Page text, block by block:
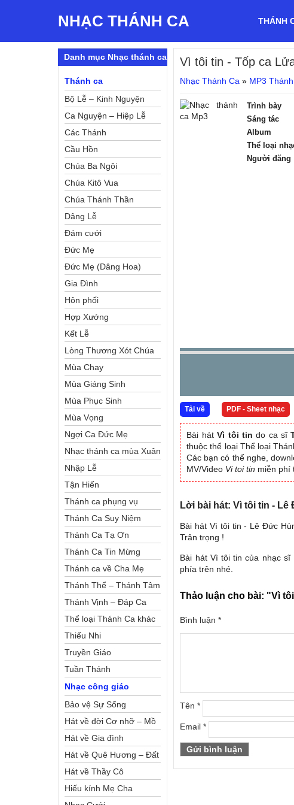
NHẠC THÁNH CA THÁNH
Vì tôi tin - Tốp ca
Nhạc Thánh Ca » MP3
Trình bày
Sáng tác
Album
Thể loại
Người đăng
Tải về PDF - Sheet nhạc
Bài hátVì tôi tin do ca sĩ
thuộc thể loại Thể loại
Các bạn có thể nghe,
MV/Video Vi toi tin miễn phí
Lời bài hát: Vì tôi tin - Lê
Bài hát Vì tôi tin - Lê Đức
Trân trọng !
Bài hát Vì tôi tin của nhạc
phía trên nhé.
Thảo luận cho bài: "Vì
Bình luận*
Tên*
Email*
Danh mục Nhạc thánh ca
Thánh ca
Bộ Lễ – Kinh Nguyện
Ca Nguyện – Hiệp Lễ
Các Thánh
Cầu Hồn
Chúa Ba Ngôi
Chúa Kitô Vua
Chúa Thánh Thần
Dâng Lễ
Đám cưới
Đức Mẹ
Đức Mẹ (Dâng Hoa)
Gia Đình
Hôn phối
Hợp Xướng
Kết Lễ
Lòng Thương Xót Chúa
Mùa Chay
Mùa Giáng Sinh
Mùa Phục Sinh
Mùa Vọng
Ngợi Ca Đức Mẹ
Nhạc thánh ca mùa Xuân
Nhập Lễ
Tận Hiến
Thánh ca phụng vụ
Thánh Ca Suy Niệm
Thánh Ca Tạ Ơn
Thánh Ca Tin Mừng
Thánh ca về Cha Mẹ
Thánh Thể – Thánh Tâm
Thánh Vịnh – Đáp Ca
Thể loại Thánh Ca khác
Thiếu Nhi
Truyền Giáo
Tuần Thánh
Nhạc công giáo
Bảo vệ Sự Sống
Hát về đời Cơ nhỡ – Mồ
côi
Hát về Gia đình
Hát về Quê Hương – Đất
Nước
Hát về Thầy Cô
Hiếu kính Mẹ Cha